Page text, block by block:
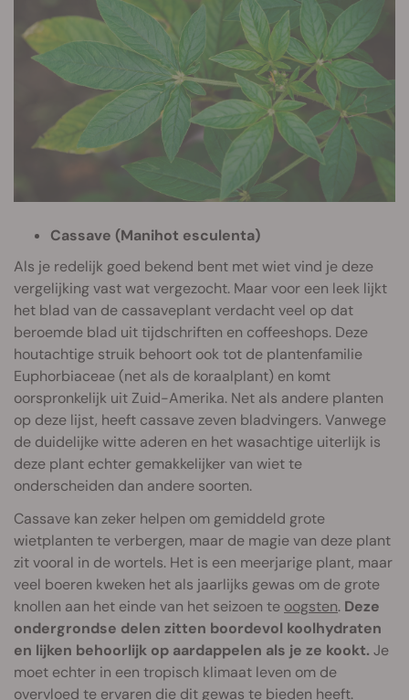
Cassave (Manihot esculenta)
Als je redelijk goed bekend bent met wiet vind je deze
vergelijking vast wat vergezocht. Maar voor een leek lijkt
het blad van de cassaveplant verdacht veel op dat
beroemde blad uit tijdschriften en coffeeshops. Deze
houtachtige struik behoort ook tot de plantenfamilie
Euphorbiaceae (net als de koraalplant) en komt
oorspronkelijk uit Zuid-Amerika. Net als andere planten
op deze lijst, heeft cassave zeven bladvingers. Vanwege
de duidelijke witte aderen en het wasachtige uiterlijk is
deze plant echter gemakkelijker van wiet te
onderscheiden dan andere soorten.
Cassave kan zeker helpen om gemiddeld grote
wietplanten te verbergen, maar de magie van deze plant
zit vooral in de wortels. Het is een meerjarige plant, maar
veel boeren kweken het als jaarlijks gewas om de grote
knollen aan het einde van het seizoen te oogsten. Deze
ondergrondse delen zitten boordevol koolhydraten
en lijken behoorlijk op aardappelen als je ze kookt. Je
moet echter in een tropisch klimaat leven om de
overvloed te ervaren die dit gewas te bieden heeft.